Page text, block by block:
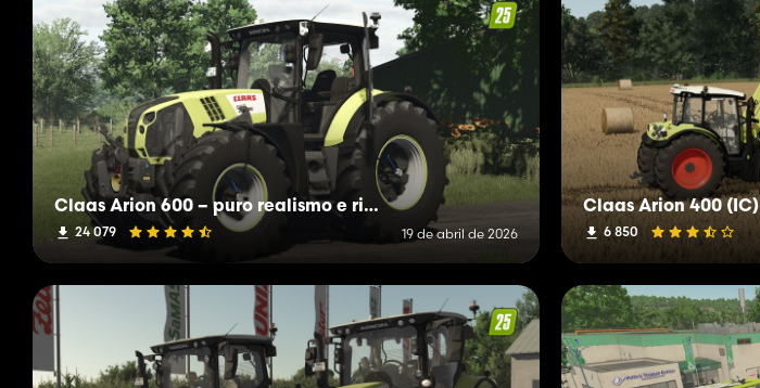
Claas Arion 600 – puro realismo e riqueza de detalhes
24 079 19 de abril de 2026
Claas Arion 400 (IC)
6 850